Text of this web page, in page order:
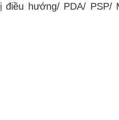
hướng/ PDA/ PSP/